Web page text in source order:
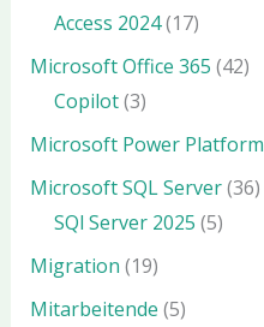
Access 2024(17)
Microsoft Office 365 (42)
Copilot(3)
Microsoft Power Platform
Microsoft SQL Server(36)
SQl Server 2025 (5)
Migration (19)
Mitarbeitende (5)